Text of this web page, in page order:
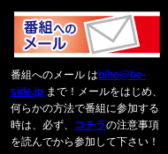
番組へのメール は biho@be-
side.jp まで！メールをはじめ、
何らかの方法で番組に参加する
時は、必ず、 コチラの注意事項
を読んでから参加して下さい！